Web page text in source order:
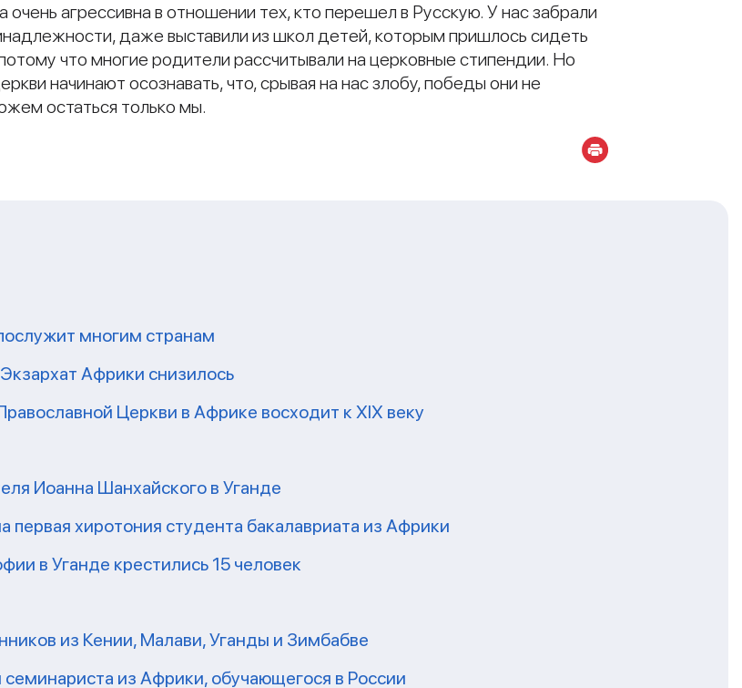
агрессивна в отношении тех, кто перешел в Русскую. У нас забрали
даже выставили из школ детей, которым пришлось сидеть
что многие родители рассчитывали на церковные стипендии. Но
начинают осознавать, что, срывая на нас злобу, победы они не
остаться только мы.
многим странам
Африки снизилось
Церкви в Африке восходит к XIX веку
Иоанна Шанхайского в Уганде
хиротония студента бакалавриата из Африки
в Уганде крестились 15 человек
из Кении, Малави, Уганды и Зимбабве
из Африки, обучающегося в России